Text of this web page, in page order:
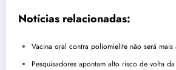
Notícias relacionadas:
Vacina oral contra poliomielite não será
Pesquisadores apontam alto risco de volta